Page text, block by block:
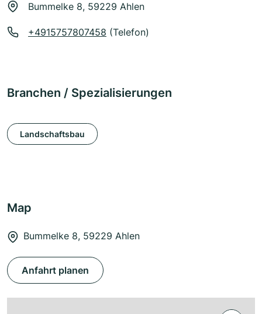
Bummelke 8, 59229 Ahlen
+4915757807458 (Telefon)
Branchen / Spezialisierungen
Landschaftsbau
Map
Bummelke 8, 59229 Ahlen
Anfahrt planen